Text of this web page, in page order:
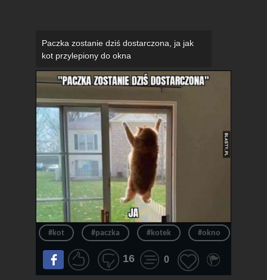
Paczka zostanie dziś dostarczona, ja jak
kot przylepiony do okna
#kot #paczka #kotek #okno
16 0